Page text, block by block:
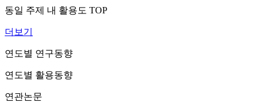
동일 주제 내 활용도 TOP
더보기
연도별 연구동향
연도별 활용동향
연관논문